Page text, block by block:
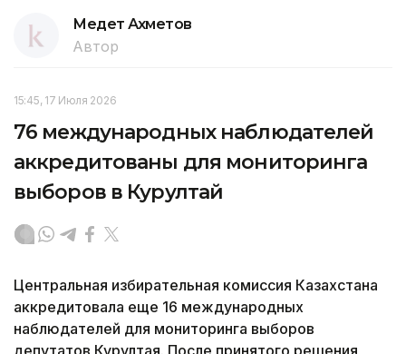
Медет Ахметов
Автор
15:45, 17 Июля 2026
76 международных наблюдателей
аккредитованы для мониторинга
выборов в Курултай
Центральная избирательная комиссия Казахстана
аккредитовала еще 16 международных
наблюдателей для мониторинга выборов
депутатов Курултая. После принятого решения